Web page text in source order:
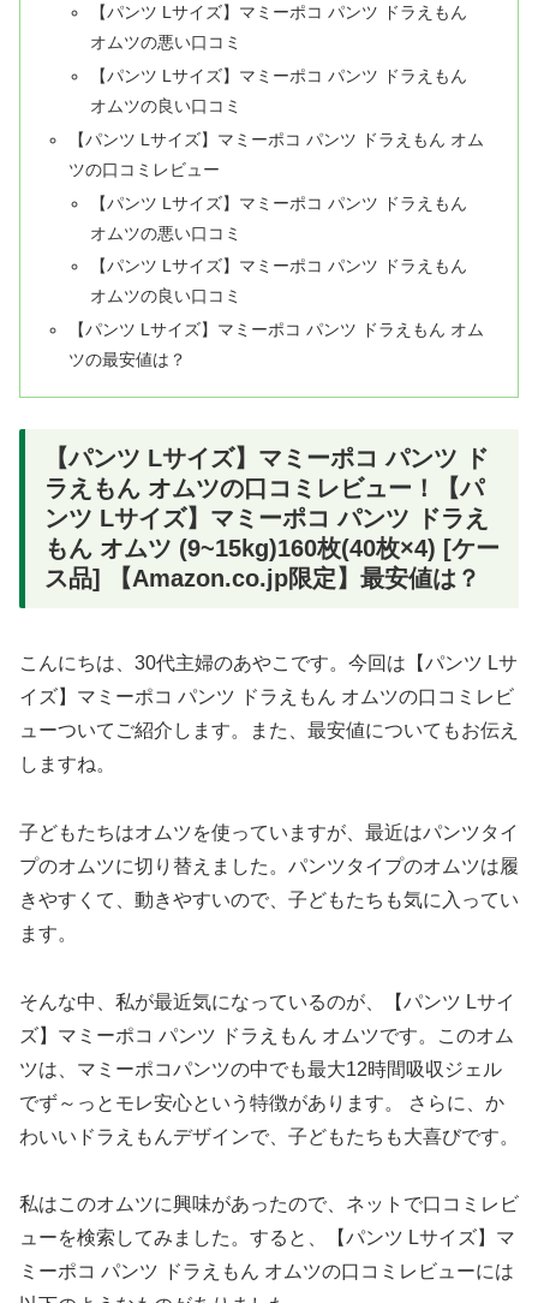
【パンツ Lサイズ】マミーポコ パンツ ドラえもん
オムツの悪い口コミ
【パンツ Lサイズ】マミーポコ パンツ ドラえもん
オムツの良い口コミ
【パンツ Lサイズ】マミーポコ パンツ ドラえもん オム
ツの口コミレビュー
【パンツ Lサイズ】マミーポコ パンツ ドラえもん
オムツの悪い口コミ
【パンツ Lサイズ】マミーポコ パンツ ドラえもん
オムツの良い口コミ
【パンツ Lサイズ】マミーポコ パンツ ドラえもん オム
ツの最安値は？
【パンツ Lサイズ】マミーポコ パンツ ド
ラえもん オムツの口コミレビュー！【パ
ンツ Lサイズ】マミーポコ パンツ ドラえ
もん オムツ (9~15kg)160枚(40枚×4) [ケー
ス品] 【Amazon.co.jp限定】最安値は？
こんにちは、30代主婦のあやこです。今回は【パンツ Lサ
イズ】マミーポコ パンツ ドラえもん オムツの口コミレビ
ューついてご紹介します。また、最安値についてもお伝え
しますね。
子どもたちはオムツを使っていますが、最近はパンツタイ
プのオムツに切り替えました。パンツタイプのオムツは履
きやすくて、動きやすいので、子どもたちも気に入ってい
ます。
そんな中、私が最近気になっているのが、【パンツ Lサイ
ズ】マミーポコ パンツ ドラえもん オムツです。このオム
ツは、マミーポコパンツの中でも最大12時間吸収ジェル
でず～っとモレ安心という特徴があります。 さらに、か
わいいドラえもんデザインで、子どもたちも大喜びです。
私はこのオムツに興味があったので、ネットで口コミレビ
ューを検索してみました。すると、【パンツ Lサイズ】マ
ミーポコ パンツ ドラえもん オムツの口コミレビューには